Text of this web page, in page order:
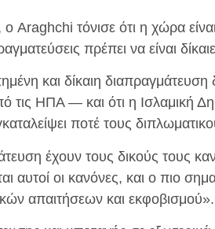
Araghchi τόνισε ότι η χώρα
πρέπει να είναι
και δίκαιη διαπραγμάτευση
ΗΠΑ — και ότι η Ισλαμική
ποτέ τους
έχουν τους δικούς τους
αυτοί οι κανόνες, και ο πιο
απαιτήσεων και εκφοβισμού».